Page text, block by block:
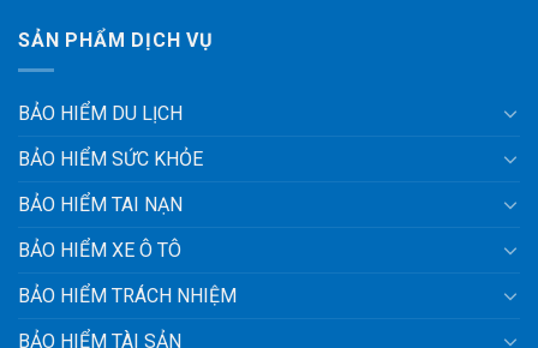
SẢN PHẨM DỊCH VỤ
BẢO HIỂM DU LỊCH
BẢO HIỂM SỨC KHỎE
BẢO HIỂM TAI NẠN
BẢO HIỂM XE Ô TÔ
BẢO HIỂM TRÁCH NHIỆM
BẢO HIỂM TÀI SẢN